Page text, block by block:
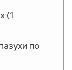
(1
по